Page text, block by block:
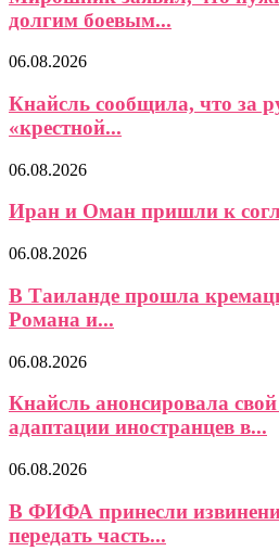
долгим боевым...
06.08.2026
Кнайсль сообщила, что за
«крестной...
06.08.2026
Иран и Оман пришли к
06.08.2026
В Таиланде прошла
Романа и...
06.08.2026
Кнайсль анонсировала
адаптации иностранцев в...
06.08.2026
В ФИФА принесли
передать часть...